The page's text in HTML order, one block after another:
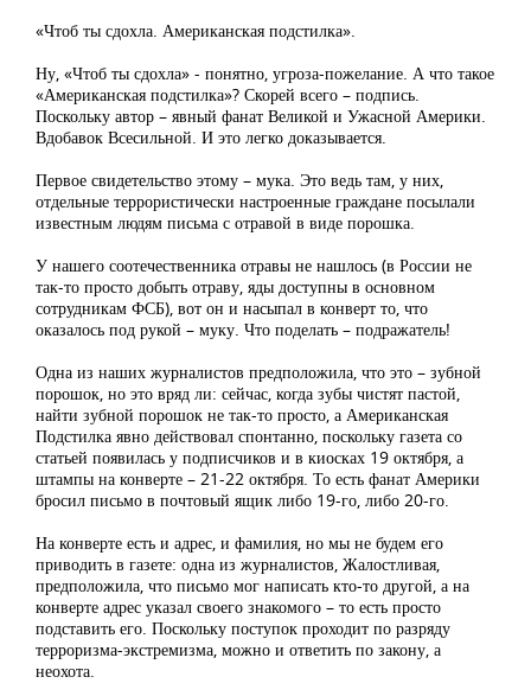
«Чтоб ты сдохла. Американская подстилка».
Ну, «Чтоб ты сдохла» - понятно, угроза-пожелание. А что такое
«Американская подстилка»? Скорей всего – подпись.
Поскольку автор – явный фанат Великой и Ужасной Америки.
Вдобавок Всесильной. И это легко доказывается.
Первое свидетельство этому – мука. Это ведь там, у них,
отдельные террористически настроенные граждане посылали
известным людям письма с отравой в виде порошка.
У нашего соотечественника отравы не нашлось (в России не
так-то просто добыть отраву, яды доступны в основном
сотрудникам ФСБ), вот он и насыпал в конверт то, что
оказалось под рукой – муку. Что поделать – подражатель!
Одна из наших журналистов предположила, что это – зубной
порошок, но это вряд ли: сейчас, когда зубы чистят пастой,
найти зубной порошок не так-то просто, а Американская
Подстилка явно действовал спонтанно, поскольку газета со
статьей появилась у подписчиков и в киосках 19 октября, а
штампы на конверте – 21-22 октября. То есть фанат Америки
бросил письмо в почтовый ящик либо 19-го, либо 20-го.
На конверте есть и адрес, и фамилия, но мы не будем его
приводить в газете: одна из журналистов, Жалостливая,
предположила, что письмо мог написать кто-то другой, а на
конверте адрес указал своего знакомого – то есть просто
подставить его. Поскольку поступок проходит по разряду
терроризма-экстремизма, можно и ответить по закону, а
неохота.